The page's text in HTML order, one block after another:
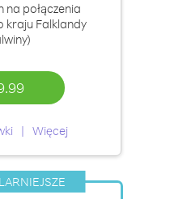
na połączenia
kraju Falklandy
Więcej